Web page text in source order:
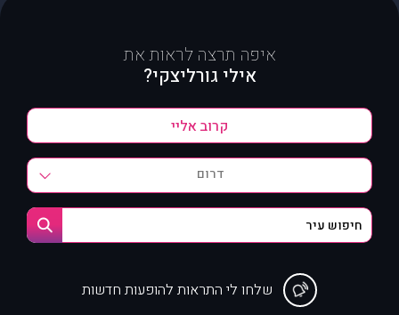
איפה תרצה לראות את
אילי גורליצקי?
דרום
שלחו לי התראות להופעות חדשות